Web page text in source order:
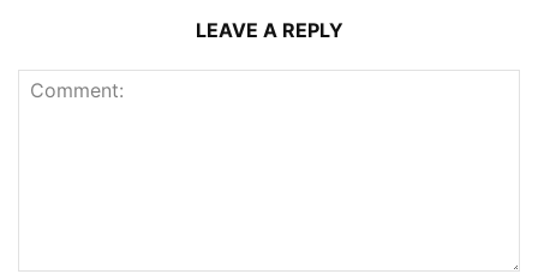
LEAVE A REPLY